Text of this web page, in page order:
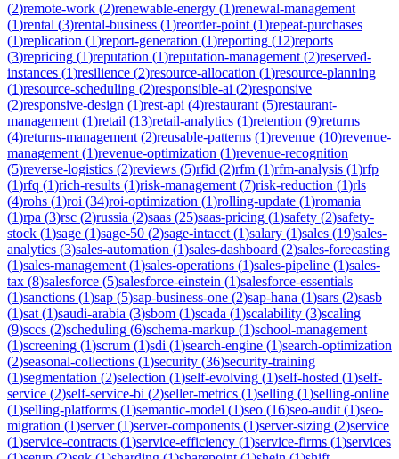
(2)remote-work (2)renewable-energy (1)renewal-management
(1)rental (3)rental-business (1)reorder-point (1)repeat-purchases
(1)replication (1)report-generation (1)reporting (12)reports
(3)repricing (1)reputation (1)reputation-management (2)reserved-
instances (1)resilience (2)resource-allocation (1)resource-planning
(1)resource-scheduling (2)responsible-ai (2)responsive
(2)responsive-design (1)rest-api (4)restaurant (5)restaurant-
management (1)retail (13)retail-analytics (1)retention (9)returns
(4)returns-management (2)reusable-patterns (1)revenue (10)revenue-
management (1)revenue-optimization (1)revenue-recognition
(5)reverse-logistics (2)reviews (5)rfid (2)rfm (1)rfm-analysis (1)rfp
(1)rfq (1)rich-results (1)risk-management (7)risk-reduction (1)rls
(4)rohs (1)roi (34)roi-optimization (1)rolling-update (1)romania
(1)rpa (3)rsc (2)russia (2)saas (25)saas-pricing (1)safety (2)safety-
stock (1)sage (1)sage-50 (2)sage-intacct (1)salary (1)sales (19)sales-
analytics (3)sales-automation (1)sales-dashboard (2)sales-forecasting
(1)sales-management (1)sales-operations (1)sales-pipeline (1)sales-
tax (8)salesforce (5)salesforce-einstein (1)salesforce-essentials
(1)sanctions (1)sap (5)sap-business-one (2)sap-hana (1)sars (2)sasb
(1)sat (1)saudi-arabia (3)sbom (1)scada (1)scalability (3)scaling
(9)sccs (2)scheduling (6)schema-markup (1)school-management
(1)screening (1)scrum (1)sdi (1)search-engine (1)search-optimization
(2)seasonal-collections (1)security (36)security-training
(1)segmentation (2)selection (1)self-evolving (1)self-hosted (1)self-
service (2)self-service-bi (2)seller-metrics (1)selling (1)selling-online
(1)selling-platforms (1)semantic-model (1)seo (16)seo-audit (1)seo-
migration (1)server(1)server-components (1)server-sizing (2)service
(1)service-contracts (1)service-efficiency (1)service-firms (1)services